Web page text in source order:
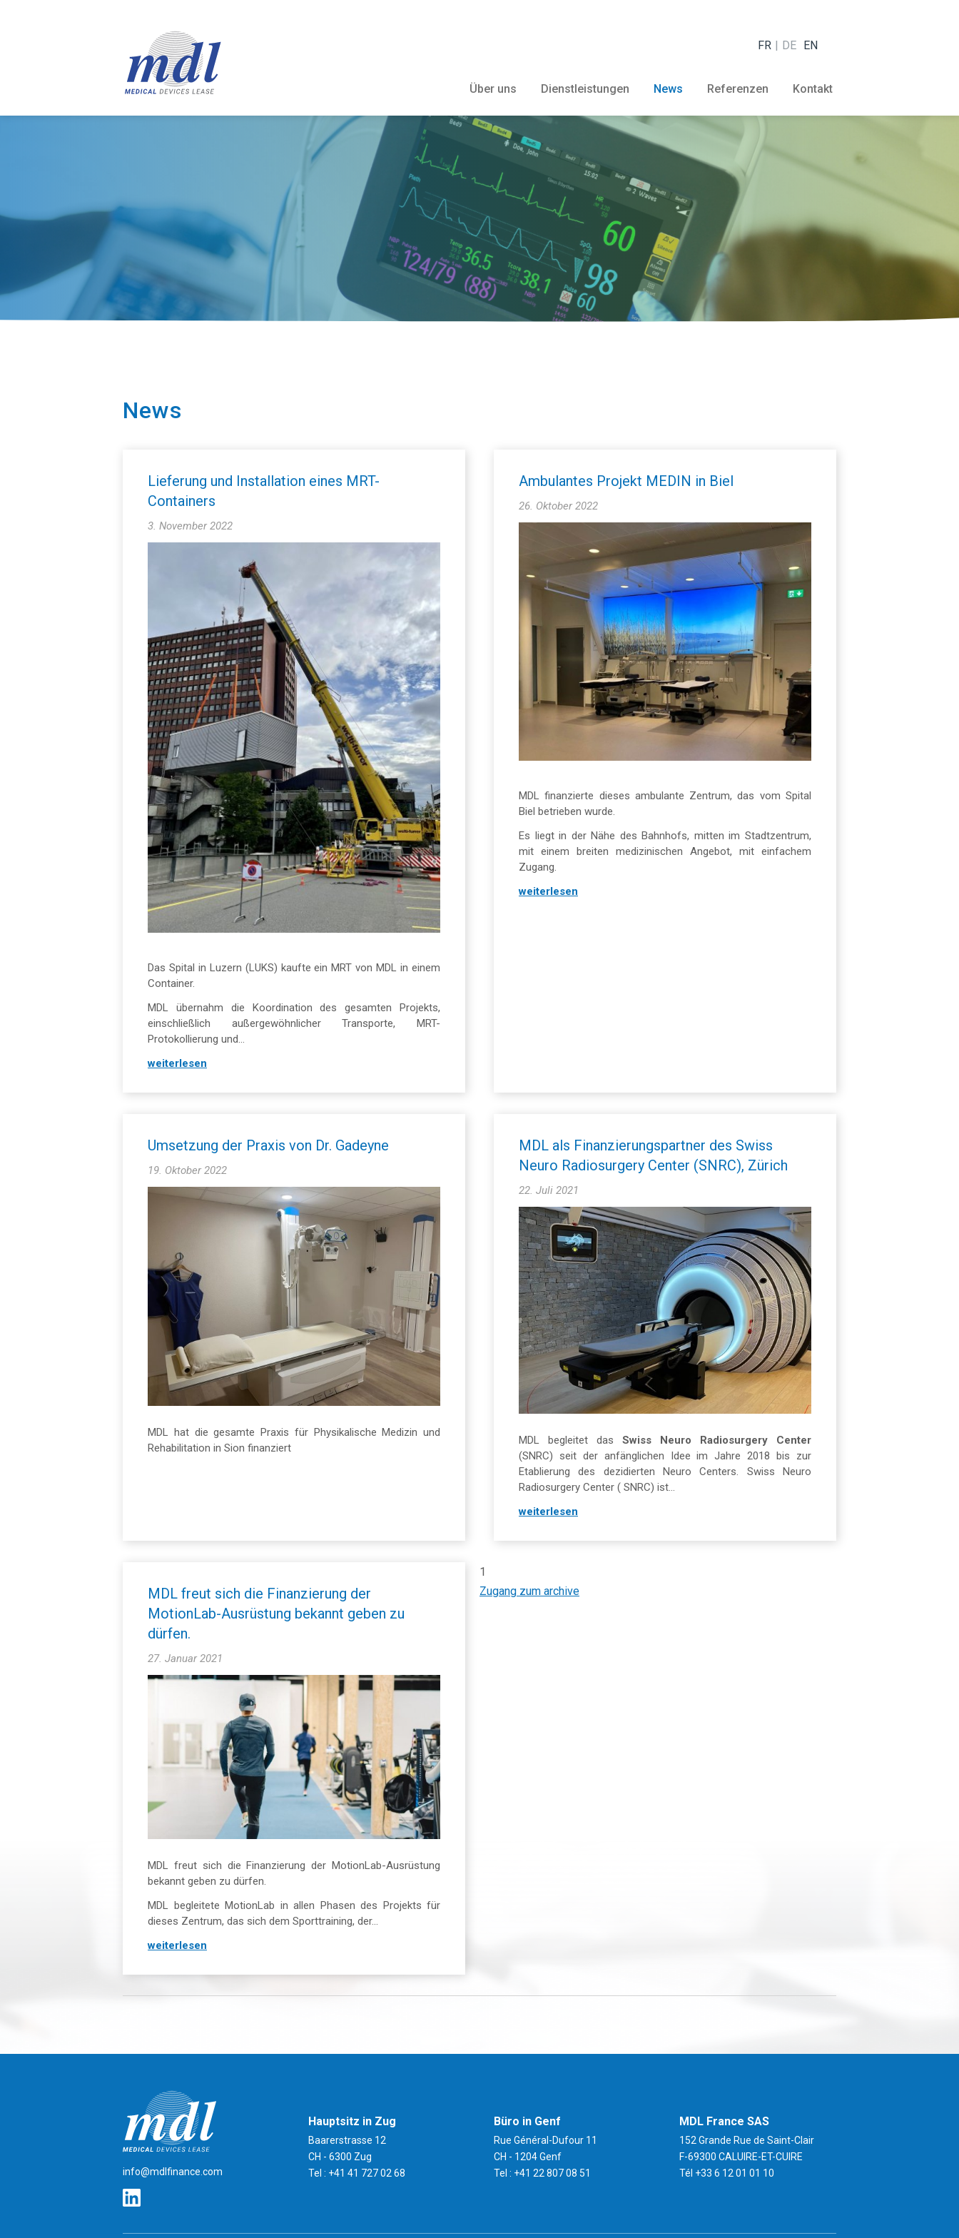
FR DE EN
Über uns Dienstleistungen News Referenzen Kontakt
News
Lieferung und Installation eines MRT-
Containers
3. November 2022
Das Spital in Luzern (LUKS) kaufte ein MRT von MDL in einem
Container.
MDL übernahm die Koordination des gesamten Projekts,
einschließlich außergewöhnlicher Transporte, MRT-
Protokollierung und...
weiterlesen
Ambulantes Projekt MEDIN in Biel
26. Oktober 2022
MDL finanzierte dieses ambulante Zentrum, das vom Spital
Biel betrieben wurde.
Es liegt in der Nähe des Bahnhofs, mitten im Stadtzentrum,
mit einem breiten medizinischen Angebot, mit einfachem
Zugang.
weiterlesen
Umsetzung der Praxis von Dr. Gadeyne
19. Oktober 2022
MDL hat die gesamte Praxis für Physikalische Medizin und
Rehabilitation in Sion finanziert
MDL als Finanzierungspartner des Swiss
Neuro Radiosurgery Center (SNRC), Zürich
22. Juli 2021
MDL begleitet das Swiss Neuro Radiosurgery Center
(SNRC) seit der anfänglichen Idee im Jahre 2018 bis zur
Etablierung des dezidierten Neuro Centers. Swiss Neuro
Radiosurgery Center ( SNRC) ist...
weiterlesen
MDL freut sich die Finanzierung der
MotionLab-Ausrüstung bekannt geben zu
dürfen.
27. Januar 2021
MDL freut sich die Finanzierung der MotionLab-Ausrüstung
bekannt geben zu dürfen.
MDL begleitete MotionLab in allen Phasen des Projekts für
dieses Zentrum, das sich dem Sporttraining, der...
weiterlesen
1
Zugang zum archive
info@mdlfinance.com
Hauptsitz in Zug
Baarerstrasse 12
CH - 6300 Zug
Tel : +41 41 727 02 68
Büro in Genf
Rue Général-Dufour 11
CH - 1204 Genf
Tel : +41 22 807 08 51
MDL France SAS
152 Grande Rue de Saint-Clair
F-69300 CALUIRE-ET-CUIRE
Tél +33 6 12 01 01 10